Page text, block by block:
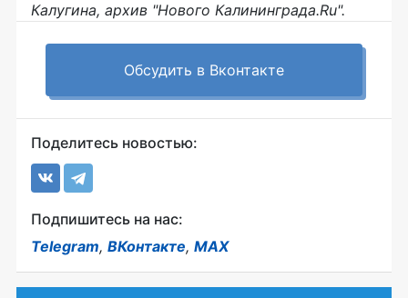
Калугина, архив "Нового Калининграда.Ru".
Обсудить в Вконтакте
Поделитесь новостью:
Подпишитесь на нас:
Telegram, ВКонтакте, MAX